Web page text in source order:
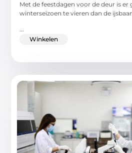
Met de feestdagen voor de deur is er
winterseizoen te vieren dan de
...
Winkelen